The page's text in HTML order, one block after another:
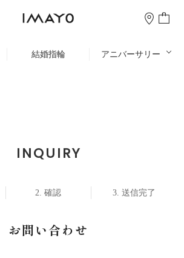
結婚指輪 アニバーサリー
INQUIRY
確認 送信完了
お問い合わせ